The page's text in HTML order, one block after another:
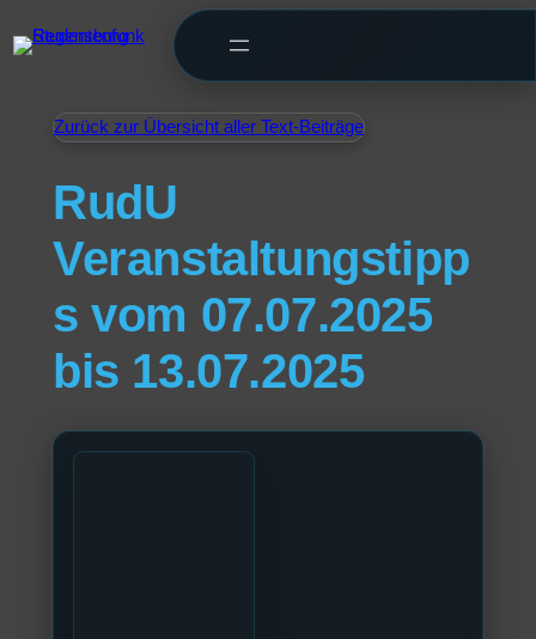
Zurück zur Übersicht aller Text-Beiträge
RudU
Veranstaltungstipp
s vom 07.07.2025
bis 13.07.2025